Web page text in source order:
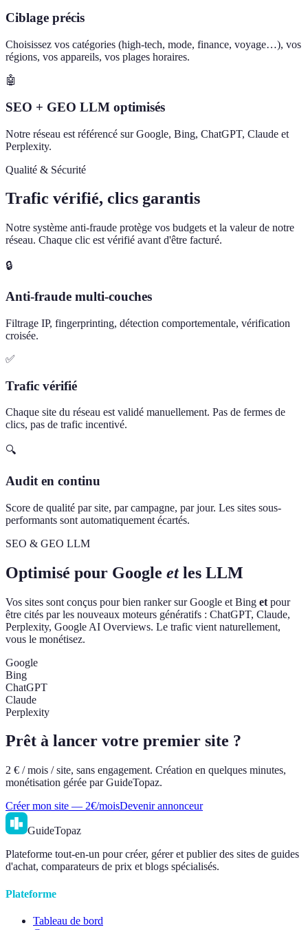
Ciblage précis
Choisissez vos catégories (high-tech, mode, finance, voyage…), vos
régions, vos appareils, vos plages horaires.
🤖
SEO + GEO LLM optimisés
Notre réseau est référencé sur Google, Bing, ChatGPT, Claude et
Perplexity.
Qualité & Sécurité
Trafic vérifié, clics garantis
Notre système anti-fraude protège vos budgets et la valeur de notre
réseau. Chaque clic est vérifié avant d'être facturé.
🔒
Anti-fraude multi-couches
Filtrage IP, fingerprinting, détection comportementale, vérification
croisée.
✅
Trafic vérifié
Chaque site du réseau est validé manuellement. Pas de fermes de
clics, pas de trafic incentivé.
🔍
Audit en continu
Score de qualité par site, par campagne, par jour. Les sites sous-
performants sont automatiquement écartés.
SEO & GEO LLM
Optimisé pour Google et les LLM
Vos sites sont conçus pour bien ranker sur Google et Bing et pour
être cités par les nouveaux moteurs génératifs : ChatGPT, Claude,
Perplexity, Google AI Overviews. Le trafic vient naturellement,
vous le monétisez.
Google
Bing
ChatGPT
Claude
Perplexity
Prêt à lancer votre premier site ?
2 € / mois / site, sans engagement. Création en quelques minutes,
monétisation gérée par GuideTopaz.
Créer mon site — 2€/moisDevenir annonceur
GuideTopaz
Plateforme tout-en-un pour créer, gérer et publier des sites de guides
d'achat, comparateurs de prix et blogs spécialisés.
Plateforme
Tableau de bord